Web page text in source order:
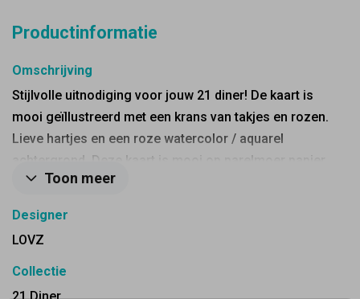
Productinformatie
Omschrijving
Stijlvolle uitnodiging voor jouw 21 diner! De kaart is
mooi geïllustreerd met een krans van takjes en rozen.
Lieve hartjes en een roze watercolor / aquarel
achtergrond. Deze kaart is mooi op parelmoer papier
en een bijpassende kleur envelop!
Toon meer
Designer
LOVZ
Collectie